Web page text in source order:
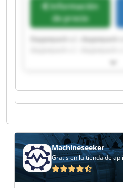
Información
de precio
Daypepack s.l. daypepack
daypepack s.l. daypepack
daypepack s.l. daypepack
daypepack s.l. daypepack
Machineseeker
Gratis en la tienda de